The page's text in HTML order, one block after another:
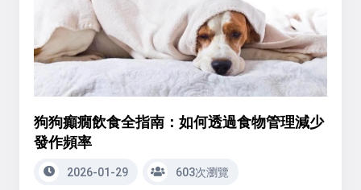
狗狗癲癇飲食全指南：如何透過食物管理減少
發作頻率
2026-01-29 603次瀏覽